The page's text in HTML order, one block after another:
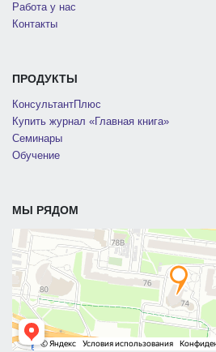
Работа у нас
Контакты
ПРОДУКТЫ
КонсультантПлюс
Купить журнал «Главная книга»
Семинары
Обучение
МЫ РЯДОМ